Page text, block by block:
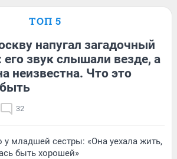
ТОП 5
напугал загадочный
звук слышали везде, а
неизвестна. Что это
32
у младшей сестры: «Она уехала жить,
быть хорошей»